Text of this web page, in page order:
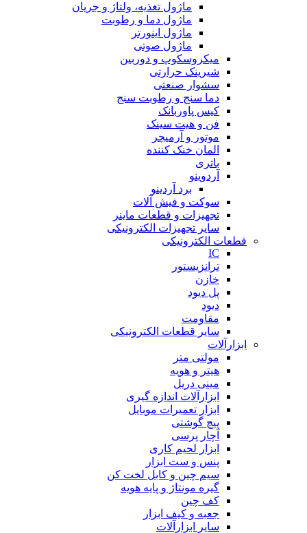
ماژول تغذیه، ولتاژ و جریان
ماژول دما و رطوبت
ماژول اینورتر
ماژول صوتی
میکروسکوپ و دوربین
شیرینک حرارتی
سشوار صنعتی
دما سنج و رطوبت سنج
کیس پاوربانک
فن و هیت سینک
موتور و آرمیچر
المان خنک کننده
باتری
آردوینو
برد آردینو
سوکت و فیش آلات
تجهیزات و قطعات ماینر
سایر تجهیزات الکترونیکی
قطعات الکترونیکی
IC
ترانزیستور
خازن
پل دیود
دیود
مقاومت
سایر قطعات الکترونیکی
ابزارآلات
مولتی متر
هیتر و هویه
مینی دریل
ابزارآلات اندازه گیری
ابزار تعمیرات موبایل
پیچ گوشتی
آچار پرسی
ابزار لحیم کاری
پنس و ست ابزار
سیم چین و کابل لخت کن
گیره مونتاژ و پایه هویه
کف چین
جعبه و کیف ابزار
سایر ابزارآلات